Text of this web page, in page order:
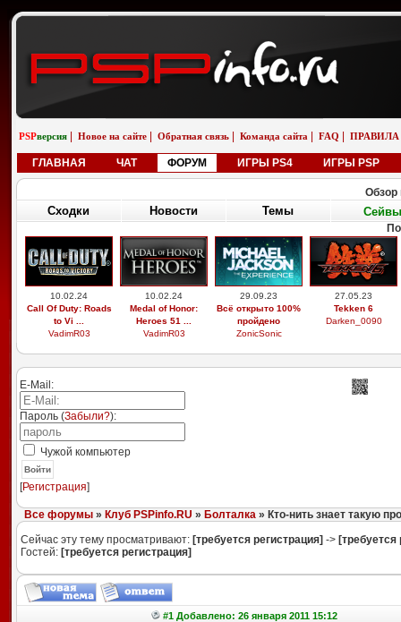
PSPверсия Новое на сайте Обратная связь Команда сайта FAQ ПРАВИЛА
ГЛАВНАЯ ЧАТ ФОРУМ ИГРЫ PS4 ИГРЫ PSP
Обзор
Сходки Новости Темы Сейвы
10.02.24
Call Of Duty: Roads
to Vi ...
VadimR03
10.02.24
Medal of Honor:
Heroes 51 ...
VadimR03
29.09.23
Всё открыто 100%
пройдено
ZonicSonic
27.05.23
Tekken 6
Darken_0090
E-Mail:
Пароль (Забыли?):
Чужой компьютер
Войти
[Регистрация]
Все форумы» Клуб PSPinfo.RU » Болталка» Кто-нить знает такую
Сейчас эту тему просматривают: [требуется регистрация] -> [требуется
Гостей: [требуется регистрация]
#1 Добавлено: 26 января 2011 15:12